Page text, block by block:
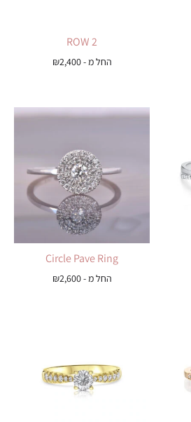
2 ROW
החל מ - ₪2,400
Circle Pave Ring
החל מ - ₪2,600